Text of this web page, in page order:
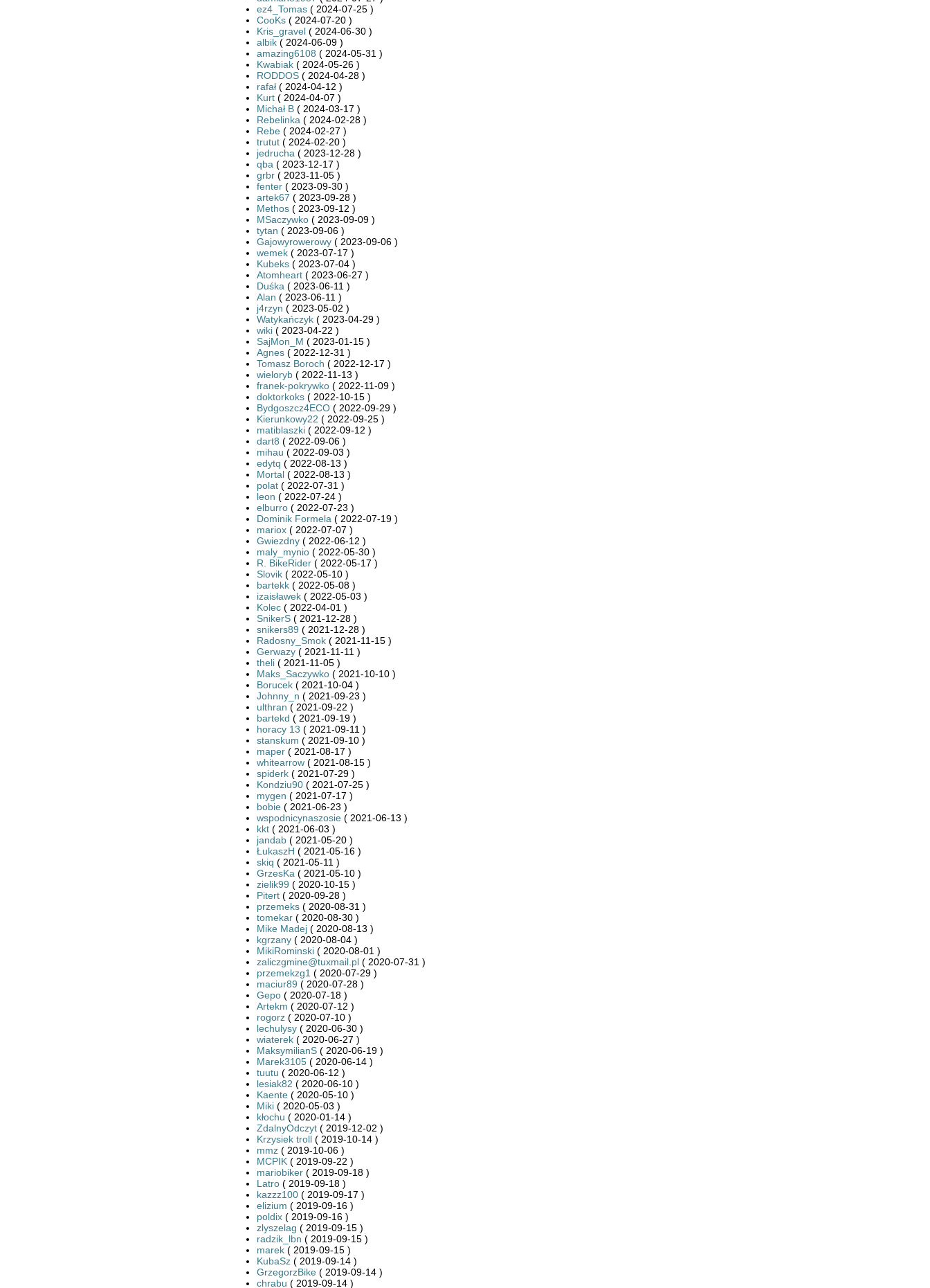
ez4_Tomas( 2024-07-25 )
CooKs( 2024-07-20 )
Kris_gravel( 2024-06-30 )
albik( 2024-06-09 )
amazing6108 ( 2024-05-31 )
Kwabiak( 2024-05-26 )
RODDOS( 2024-04-28 )
rafał( 2024-04-12 )
Kurt( 2024-04-07 )
Michał B( 2024-03-17 )
Rebelinka ( 2024-02-28 )
Rebe( 2024-02-27 )
trutut( 2024-02-20 )
jedrucha ( 2023-12-28 )
qba ( 2023-12-17 )
grbr( 2023-11-05 )
fenter( 2023-09-30 )
artek67 ( 2023-09-28 )
Methos( 2023-09-12 )
MSaczywko( 2023-09-09 )
tytan ( 2023-09-06 )
Gajowyrowerowy( 2023-09-06 )
wemek( 2023-07-17 )
Kubeks( 2023-07-04 )
Atomheart( 2023-06-27 )
Duśka ( 2023-06-11 )
Alan ( 2023-06-11 )
j4rzyn ( 2023-05-02 )
Watykańczyk( 2023-04-29 )
wiki( 2023-04-22 )
SajMon_M ( 2023-01-15 )
Agnes( 2022-12-31 )
Tomasz Boroch ( 2022-12-17 )
wieloryb( 2022-11-13 )
franek-pokrywko( 2022-11-09 )
doktorkoks( 2022-10-15 )
Bydgoszcz4ECO( 2022-09-29 )
Kierunkowy22 ( 2022-09-25 )
matiblaszki( 2022-09-12 )
dart8 ( 2022-09-06 )
mihau ( 2022-09-03 )
edytq ( 2022-08-13 )
Mortal( 2022-08-13 )
polat( 2022-07-31 )
leon ( 2022-07-24 )
elburro( 2022-07-23 )
Dominik Formela ( 2022-07-19 )
mariox( 2022-07-07 )
Gwiezdny( 2022-06-12 )
maly_mynio( 2022-05-30 )
R. BikeRider( 2022-05-17 )
Slovik( 2022-05-10 )
bartekk( 2022-05-08 )
izaisławek( 2022-05-03 )
Kolec( 2022-04-01 )
SnikerS( 2021-12-28 )
snikers89 ( 2021-12-28 )
Radosny_Smok( 2021-11-15 )
Gerwazy( 2021-11-11 )
theli( 2021-11-05 )
Maks_Saczywko( 2021-10-10 )
Borucek( 2021-10-04 )
Johnny_n ( 2021-09-23 )
ulthran ( 2021-09-22 )
bartekd ( 2021-09-19 )
horacy 13 ( 2021-09-11 )
stanskum ( 2021-09-10 )
maper( 2021-08-17 )
whitearrow( 2021-08-15 )
spiderk( 2021-07-29 )
Kondziu90( 2021-07-25 )
mygen ( 2021-07-17 )
bobie( 2021-06-23 )
wspodnicynaszosie( 2021-06-13 )
kkt( 2021-06-03 )
jandab( 2021-05-20 )
ŁukaszH ( 2021-05-16 )
skiq ( 2021-05-11 )
GrzesKa ( 2021-05-10 )
zielik99 ( 2020-10-15 )
Pitert( 2020-09-28 )
przemeks( 2020-08-31 )
tomekar( 2020-08-30 )
Mike Madej( 2020-08-13 )
kgrzany( 2020-08-04 )
MikiRominski( 2020-08-01 )
zaliczgmine@tuxmail.pl( 2020-07-31 )
przemekzg1 ( 2020-07-29 )
maciur89 ( 2020-07-28 )
Gepo( 2020-07-18 )
Artekm ( 2020-07-12 )
rogorz( 2020-07-10 )
lechulysy( 2020-06-30 )
wiaterek( 2020-06-27 )
MaksymilianS( 2020-06-19 )
Marek3105( 2020-06-14 )
tuutu ( 2020-06-12 )
lesiak82 ( 2020-06-10 )
Kaente( 2020-05-10 )
Miki( 2020-05-03 )
kłochu ( 2020-01-14 )
ZdalnyOdczyt( 2019-12-02 )
Krzysiek troll( 2019-10-14 )
mmz( 2019-10-06 )
MCPIK( 2019-09-22 )
mariobiker( 2019-09-18 )
Latro( 2019-09-18 )
kazzz100( 2019-09-17 )
elizium ( 2019-09-16 )
poldix( 2019-09-16 )
zlyszelag ( 2019-09-15 )
radzik_lbn ( 2019-09-15 )
marek( 2019-09-15 )
KubaSz( 2019-09-14 )
GrzegorzBike( 2019-09-14 )
chrabu ( 2019-09-14 )